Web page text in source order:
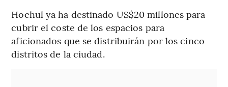
Hochul ya ha destinado US$20 millones para
cubrir el coste de los espacios para
aficionados que se distribuirán por los cinco
distritos de la ciudad.